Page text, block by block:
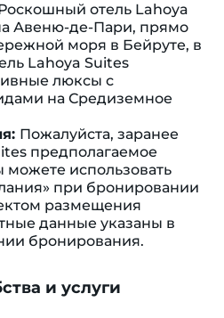
отель Lahoya
Авеню-де-Пари, прямо
моря в Бейруте, в
Lahoya Suites
люксы с
на Средиземное
Пожалуйста, заранее
предполагаемое
использовать
при бронировании
размещения
данные указаны в
бронирования.
и услуги